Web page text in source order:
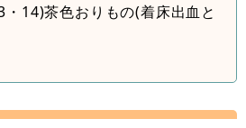
14)茶色おりもの(着床出血と